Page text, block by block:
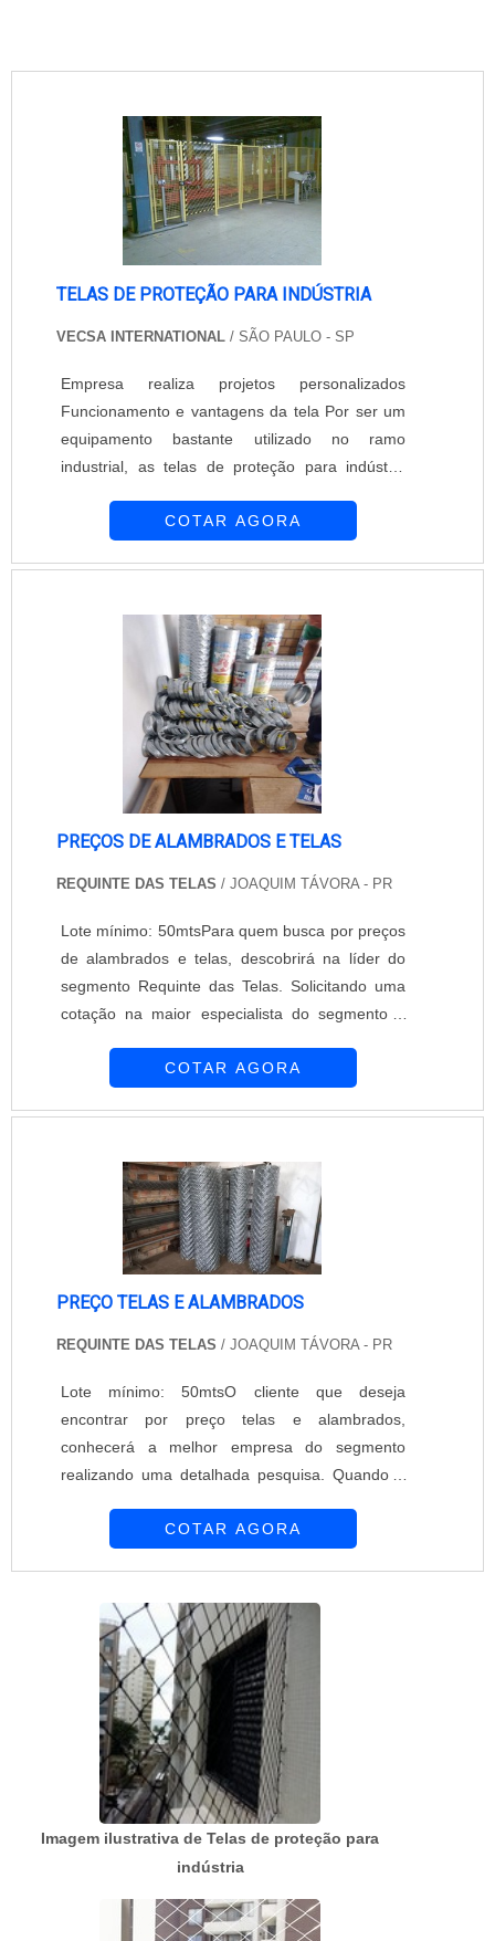
TELAS DE PROTEÇÃO PARA INDÚSTRIA
VECSA INTERNATIONAL / SÃO PAULO - SP
Empresa realiza projetos personalizados
Funcionamento e vantagens da tela Por ser um
equipamento bastante utilizado no ramo
industrial, as telas de proteção para indústria
diferentes na largura, e com altura de H2050.
área de risco. Além disso, ao aderir a ...
COTAR AGORA
PREÇOS DE ALAMBRADOS E TELAS
REQUINTE DAS TELAS / JOAQUIM TÁVORA - PR
Lote mínimo: 50mtsPara quem busca por preços
de alambrados e telas, descobrirá na líder do
segmento Requinte das Telas. Solicitando uma
cotação na maior especialista do segmento e
área de atuação.É importante lembrar que o
materiais, além de evitar prejuízos com subst...
COTAR AGORA
PREÇO TELAS E ALAMBRADOS
REQUINTE DAS TELAS / JOAQUIM TÁVORA - PR
Lote mínimo: 50mtsO cliente que deseja
encontrar por preço telas e alambrados,
conhecerá a melhor empresa do segmento
realizando uma detalhada pesquisa. Quando o
melhor mão de obra da Requinte das Telas
de cada cliente.MAIS SOBRE PREÇO TELAS E
ALAMBRADOSHá muitas maneiras eficientes de
demonstrar competência e ex...
COTAR AGORA
Imagem ilustrativa de Telas de proteção para
indústria